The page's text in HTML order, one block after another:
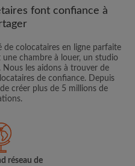
font confiance à
colocataires en ligne parfaite
chambre à louer, un studio
les aidons à trouver de
de confiance. Depuis
créer plus de 5 millions de
réseau de